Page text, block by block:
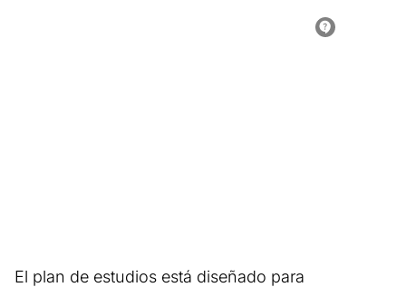
El plan de estudios está diseñado para